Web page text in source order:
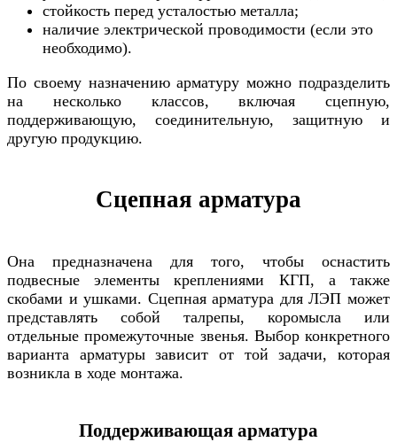
стойкость перед усталостью металла;
наличие электрической проводимости (если это
необходимо).
По своему назначению арматуру можно подразделить
на несколько классов, включая сцепную,
поддерживающую, соединительную, защитную и
другую продукцию.
Сцепная арматура
Она предназначена для того, чтобы оснастить
подвесные элементы креплениями КГП, а также
скобами и ушками. Сцепная арматура для ЛЭП может
представлять собой талрепы, коромысла или
отдельные промежуточные звенья. Выбор конкретного
варианта арматуры зависит от той задачи, которая
возникла в ходе монтажа.
Поддерживающая арматура